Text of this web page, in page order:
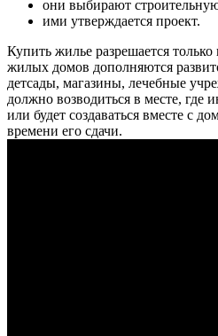
они выбирают
ими утверждается проект.
Купить жилье разрешается
жилых домов дополняются
детсады, магазины, лечебные
должно возводиться в месте, где
или будет создаваться вместе с
времени его сдачи.